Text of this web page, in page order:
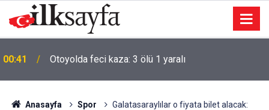
00:41 Otoyolda feci kaza: 3 ölü 1 yaralı
Anasayfa Spor
Galatasaraylılar o fiyata bilet alacak: